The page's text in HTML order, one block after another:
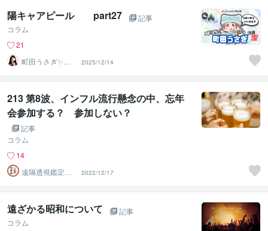
陽キャアピール part27
記事
コラム
21
町田うさぎ✨閃
光の幸せ届け人
♡怪談師⛩️
2025/12/14
213 第8波、インフル流行懸念の中、忘年
会参加する？ 参加しない？
記事
コラム
14
遠隔透視鑑定
師・すずか✡
2022/12/17
遠ざかる昭和について
記事
コラム